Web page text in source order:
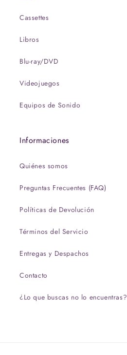
Cassettes
Libros
Blu-ray/DVD
Videojuegos
Equipos de Sonido
Informaciones
Quiénes somos
Preguntas Frecuentes (FAQ)
Políticas de Devolución
Términos del Servicio
Entregas y Despachos
Contacto
¿Lo que buscas no lo encuentras?